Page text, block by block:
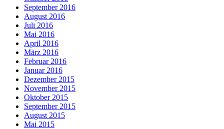
September 2016
August 2016
Juli 2016
Mai 2016
April 2016
März 2016
Februar 2016
Januar 2016
Dezember 2015
November 2015
Oktober 2015
September 2015
August 2015
Mai 2015